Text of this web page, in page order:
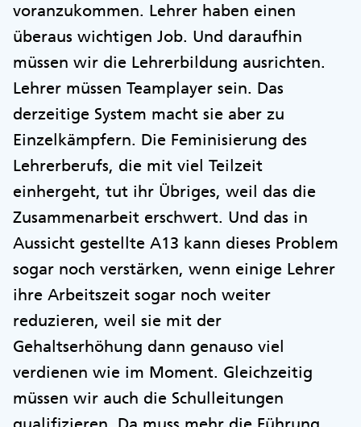
voranzukommen. Lehrer haben einen
überaus wichtigen Job. Und daraufhin
müssen wir die Lehrerbildung ausrichten.
Lehrer müssen Teamplayer sein. Das
derzeitige System macht sie aber zu
Einzelkämpfern. Die Feminisierung des
Lehrerberufs, die mit viel Teilzeit
einhergeht, tut ihr Übriges, weil das die
Zusammenarbeit erschwert. Und das in
Aussicht gestellte A13 kann dieses Problem
sogar noch verstärken, wenn einige Lehrer
ihre Arbeitszeit sogar noch weiter
reduzieren, weil sie mit der
Gehaltserhöhung dann genauso viel
verdienen wie im Moment. Gleichzeitig
müssen wir auch die Schulleitungen